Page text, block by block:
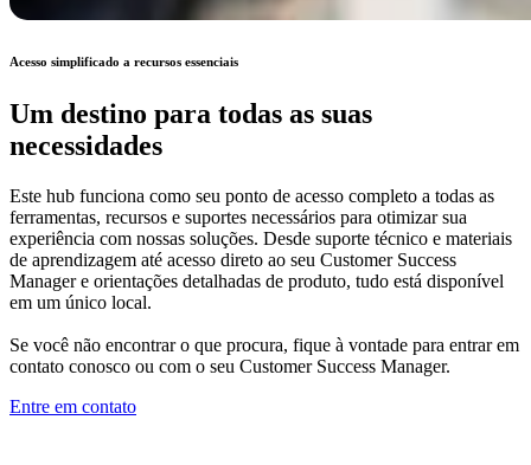
Acesso simplificado a recursos essenciais
Um destino para todas as suas
necessidades
Este hub funciona como seu ponto de acesso completo a todas as
ferramentas, recursos e suportes necessários para otimizar sua
experiência com nossas soluções. Desde suporte técnico e materiais
de aprendizagem até acesso direto ao seu Customer Success
Manager e orientações detalhadas de produto, tudo está disponível
em um único local.
Se você não encontrar o que procura, fique à vontade para entrar em
contato conosco ou com o seu Customer Success Manager.
Entre em contato